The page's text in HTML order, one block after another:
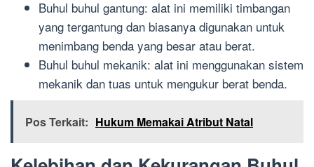
Buhul buhul gantung: alat ini memiliki timbangan
yang tergantung dan biasanya digunakan untuk
menimbang benda yang besar atau berat.
Buhul buhul mekanik: alat ini menggunakan sistem
mekanik dan tuas untuk mengukur berat benda.
Pos Terkait: Hukum Memakai Atribut Natal